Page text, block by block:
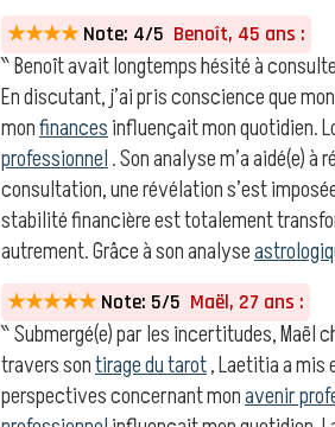
★★★★ Note: 4/5 Benoît, 45 ans :
‶ Benoît avait longtemps hésité à
En discutant, j’ai pris conscience que
monfinancesinfluençait mon quotidien.
professionnel. Son analyse m’a aidé(e)
consultation, une révélation s’est
stabilité financière est totalement
autrement. Grâce à son analyse
★★★★★ Note: 5/5 Maël, 27 ans :
‶ Submergé(e) par les incertitudes, Maël
travers sontirage du tarot, Laetitia a mis
perspectives concernant monavenir